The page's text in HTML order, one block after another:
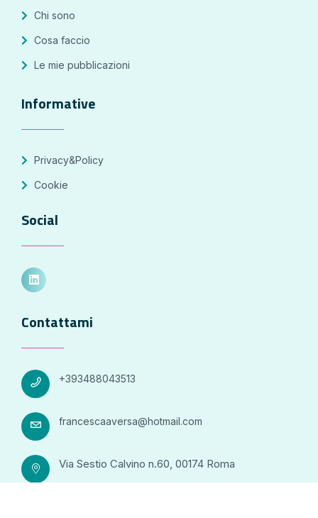
Chi sono
Cosa faccio
Le mie pubblicazioni
Informative
Privacy&Policy
Cookie
Social
Contattami
+393488043513
francescaaversa@hotmail.com
Via Sestio Calvino n.60, 00174 Roma